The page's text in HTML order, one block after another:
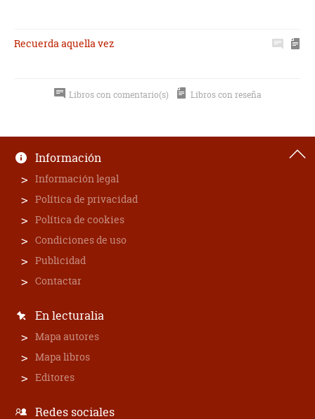
Recuerda aquella vez
Libros con comentario(s) Libros con reseña
Información
Información legal
Política de privacidad
Política de cookies
Condiciones de uso
Publicidad
Contactar
En lecturalia
Mapa autores
Mapa libros
Editores
Redes sociales